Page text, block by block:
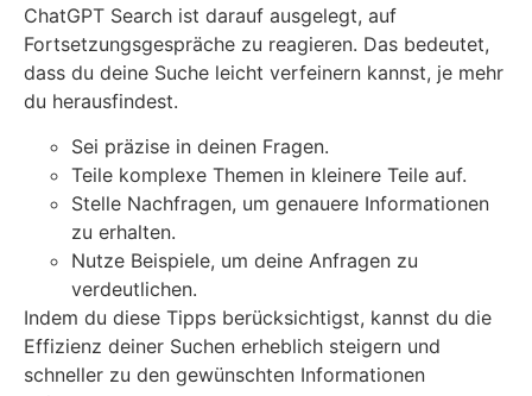
ChatGPT Search ist darauf ausgelegt, auf
Fortsetzungsgespräche zu reagieren. Das bedeutet,
dass du deine Suche leicht verfeinern kannst, je mehr
du herausfindest.
Sei präzise in deinen Fragen.
Teile komplexe Themen in kleinere Teile auf.
Stelle Nachfragen, um genauere Informationen
zu erhalten.
Nutze Beispiele, um deine Anfragen zu
verdeutlichen.
Indem du diese Tipps berücksichtigst, kannst du die
Effizienz deiner Suchen erheblich steigern und
schneller zu den gewünschten Informationen